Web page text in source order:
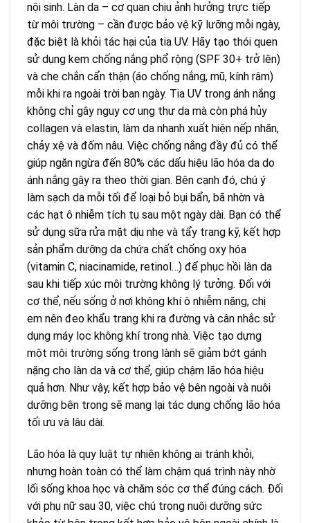
nội sinh. Làn da – cơ quan chịu ảnh hưởng trực tiếp
từ môi trường – cần được bảo vệ kỹ lưỡng mỗi ngày,
đặc biệt là khỏi tác hại của tia UV. Hãy tạo thói quen
sử dụng kem chống nắng phổ rộng (SPF 30+ trở lên)
và che chắn cẩn thận (áo chống nắng, mũ, kính râm)
mỗi khi ra ngoài trời ban ngày. Tia UV trong ánh nắng
không chỉ gây nguy cơ ung thư da mà còn phá hủy
collagen và elastin, làm da nhanh xuất hiện nếp nhăn,
chảy xệ và đốm nâu. Việc chống nắng đầy đủ có thể
giúp ngăn ngừa đến 80% các dấu hiệu lão hóa da do
ánh nắng gây ra theo thời gian. Bên cạnh đó, chú ý
làm sạch da mỗi tối để loại bỏ bụi bẩn, bã nhờn và
các hạt ô nhiễm tích tụ sau một ngày dài. Bạn có thể
sử dụng sữa rửa mặt dịu nhẹ và tẩy trang kỹ, kết hợp
sản phẩm dưỡng da chứa chất chống oxy hóa
(vitamin C, niacinamide, retinol…) để phục hồi làn da
sau khi tiếp xúc môi trường không lý tưởng. Đối với
cơ thể, nếu sống ở nơi không khí ô nhiễm nặng, chị
em nên đeo khẩu trang khi ra đường và cân nhắc sử
dụng máy lọc không khí trong nhà. Việc tạo dựng
một môi trường sống trong lành sẽ giảm bớt gánh
nặng cho làn da và cơ thể, giúp chậm lão hóa hiệu
quả hơn. Như vậy, kết hợp bảo vệ bên ngoài và nuôi
dưỡng bên trong sẽ mang lại tác dụng chống lão hóa
tối ưu và lâu dài.
Lão hóa là quy luật tự nhiên không ai tránh khỏi,
nhưng hoàn toàn có thể làm chậm quá trình này nhờ
lối sống khoa học và chăm sóc cơ thể đúng cách. Đối
với phụ nữ sau 30, việc chú trọng nuôi dưỡng sức